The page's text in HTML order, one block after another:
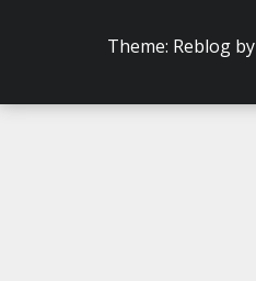
Theme: Reblog by